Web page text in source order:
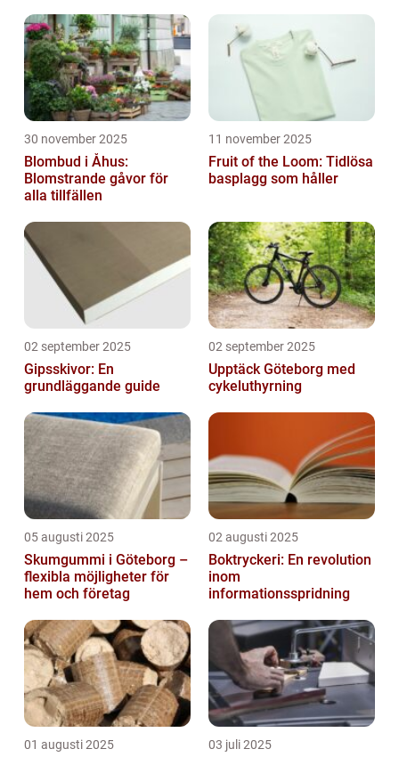
30 november 2025
Blombud i Åhus:
Blomstrande gåvor för
alla tillfällen
11 november 2025
Fruit of the Loom: Tidlösa
basplagg som håller
02 september 2025
Gipsskivor: En
grundläggande guide
02 september 2025
Upptäck Göteborg med
cykeluthyrning
05 augusti 2025
Skumgummi i Göteborg –
flexibla möjligheter för
hem och företag
02 augusti 2025
Boktryckeri: En revolution
inom
informationsspridning
01 augusti 2025 03 juli 2025